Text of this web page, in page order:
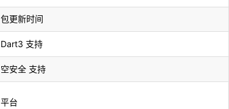
包更新时间
Dart3 支持
空安全 支持
平台